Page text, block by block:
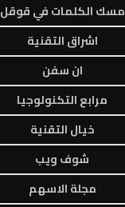
مسك الكلمات في قوقل
اشراق التقنية
ان سفن
مرابع التكنولوجيا
خيال التقنية
شوف ويب
مجلة الاسهم